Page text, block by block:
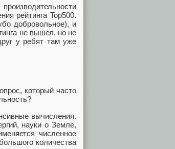
рейтинга Top500.
добровольное), и
не вышел, но не
у ребят там уже
который часто
вычисления.
науки о Земле,
численное
количества